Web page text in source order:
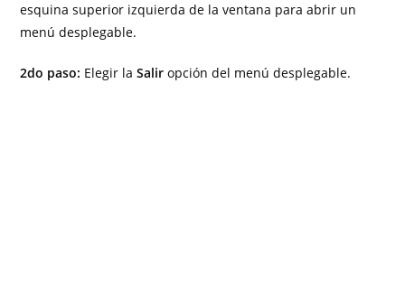
esquina superior izquierda de la ventana para abrir un
menú desplegable.
2do paso: Elegir laSalir opción del menú desplegable.